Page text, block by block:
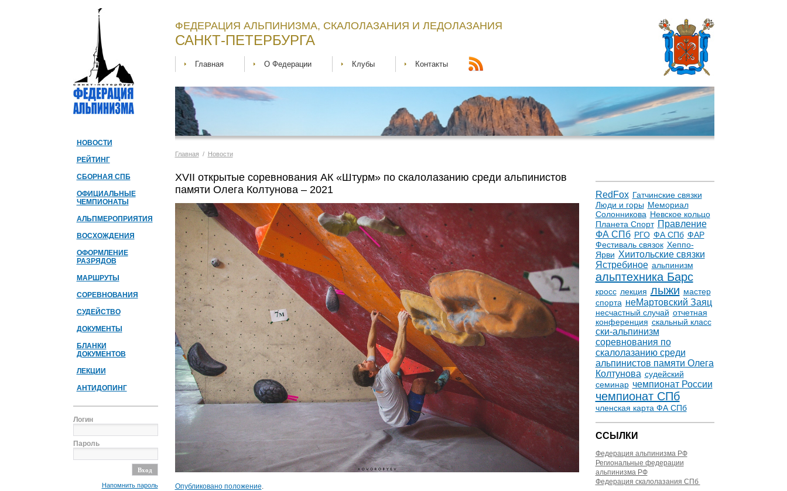
НОВОСТИ
РЕЙТИНГ
СБОРНАЯ СПБ
ОФИЦИАЛЬНЫЕ
ЧЕМПИОНАТЫ
АЛЬПМЕРОПРИЯТИЯ
ВОСХОЖДЕНИЯ
ОФОРМЛЕНИЕ
РАЗРЯДОВ
МАРШРУТЫ
СОРЕВНОВАНИЯ
СУДЕЙСТВО
ДОКУМЕНТЫ
БЛАНКИ
ДОКУМЕНТОВ
ЛЕКЦИИ
АНТИДОПИНГ
Логин
Пароль
Напомнить пароль
ФЕДЕРАЦИЯ АЛЬПИНИЗМА, СКАЛОЛАЗАНИЯ И ЛЕДОЛАЗАНИЯ
САНКТ-ПЕТЕРБУРГА
Главная О Федерации Клубы Контакты
Главная / Новости
RedFox Гатчинские связки
Люди и горы Мемориал
Солонникова Невское кольцо
Планета Спорт Правление
ФА СПб РГО ФА СПб ФАР
Фестиваль связок Хеппо-
Ярви Хиитольские связки
Ястребиное альпинизм
альптехника Барс
кросс лекция лыжи мастер
спорта неМартовский Заяц
несчастный случай отчетная
конференция скальный класс
ски-альпинизм
соревнования по
скалолазанию среди
альпинистов памяти Олега
Колтунова судейский
семинар чемпионат России
чемпионат СПб
членская карта ФА СПб
ССЫЛКИ
Федерация альпинизма РФ
Региональные федерации
альпинизма РФ
Федерация скалолазания СПб
XVII открытые соревнования АК «Штурм» по скалолазанию среди альпинистов
памяти Олега Колтунова – 2021
Опубликовано положение.